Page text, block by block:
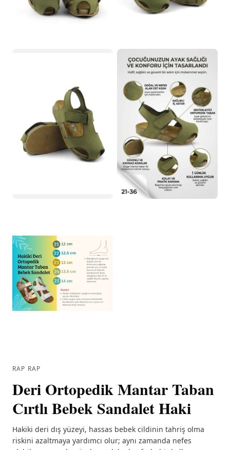
RAP RAP
Deri Ortopedik Mantar Taban
Cırtlı Bebek Sandalet Haki
Hakiki deri dış yüzeyi, hassas bebek cildinin tahriş olma
riskini azaltmaya yardımcı olur; aynı zamanda nefes